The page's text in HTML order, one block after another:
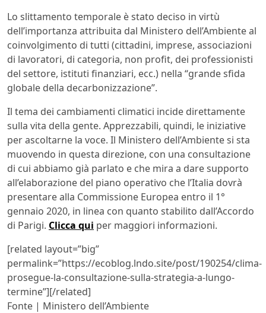
Lo slittamento temporale è stato deciso in virtù
dell’importanza attribuita dal Ministero dell’Ambiente al
coinvolgimento di tutti (cittadini, imprese, associazioni
di lavoratori, di categoria, non profit, dei professionisti
del settore, istituti finanziari, ecc.) nella “grande sfida
globale della decarbonizzazione”.
Il tema dei cambiamenti climatici incide direttamente
sulla vita della gente. Apprezzabili, quindi, le iniziative
per ascoltarne la voce. Il Ministero dell’Ambiente si sta
muovendo in questa direzione, con una consultazione
di cui abbiamo già parlato e che mira a dare supporto
all’elaborazione del piano operativo che l’Italia dovrà
presentare alla Commissione Europea entro il 1°
gennaio 2020, in linea con quanto stabilito dall’Accordo
di Parigi. Clicca qui per maggiori informazioni.
[related layout=”big”
permalink=”https://ecoblog.lndo.site/post/190254/clima-
prosegue-la-consultazione-sulla-strategia-a-lungo-
termine”][/related]
Fonte | Ministero dell’Ambiente